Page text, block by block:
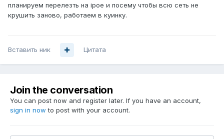
планируем перелезть на ipoe и посему чтобы всю сеть не
крушить заново, работаем в куинку.
Вставить ник Цитата
Join the conversation
You can post now and register later. If you have an account,
sign in now to post with your account.